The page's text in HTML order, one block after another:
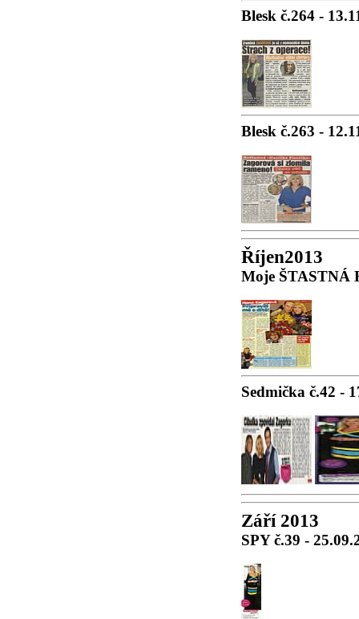
Blesk č.264 -
Blesk č.263 -
Říjen2013
Moje ŠTASTNÁ
Sedmička č.42 -
Září 2013
SPY č.39 -